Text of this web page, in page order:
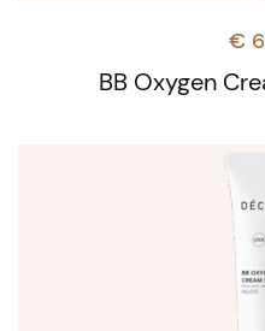
BB Oxygen
€